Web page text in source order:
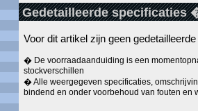
Gedetailleerde specificaties
Voor dit artikel zijn geen
� De voorraadaanduiding is een
stockverschillen
� Alle weergegeven specificaties,
bindend en onder voorbehoud van fouten en